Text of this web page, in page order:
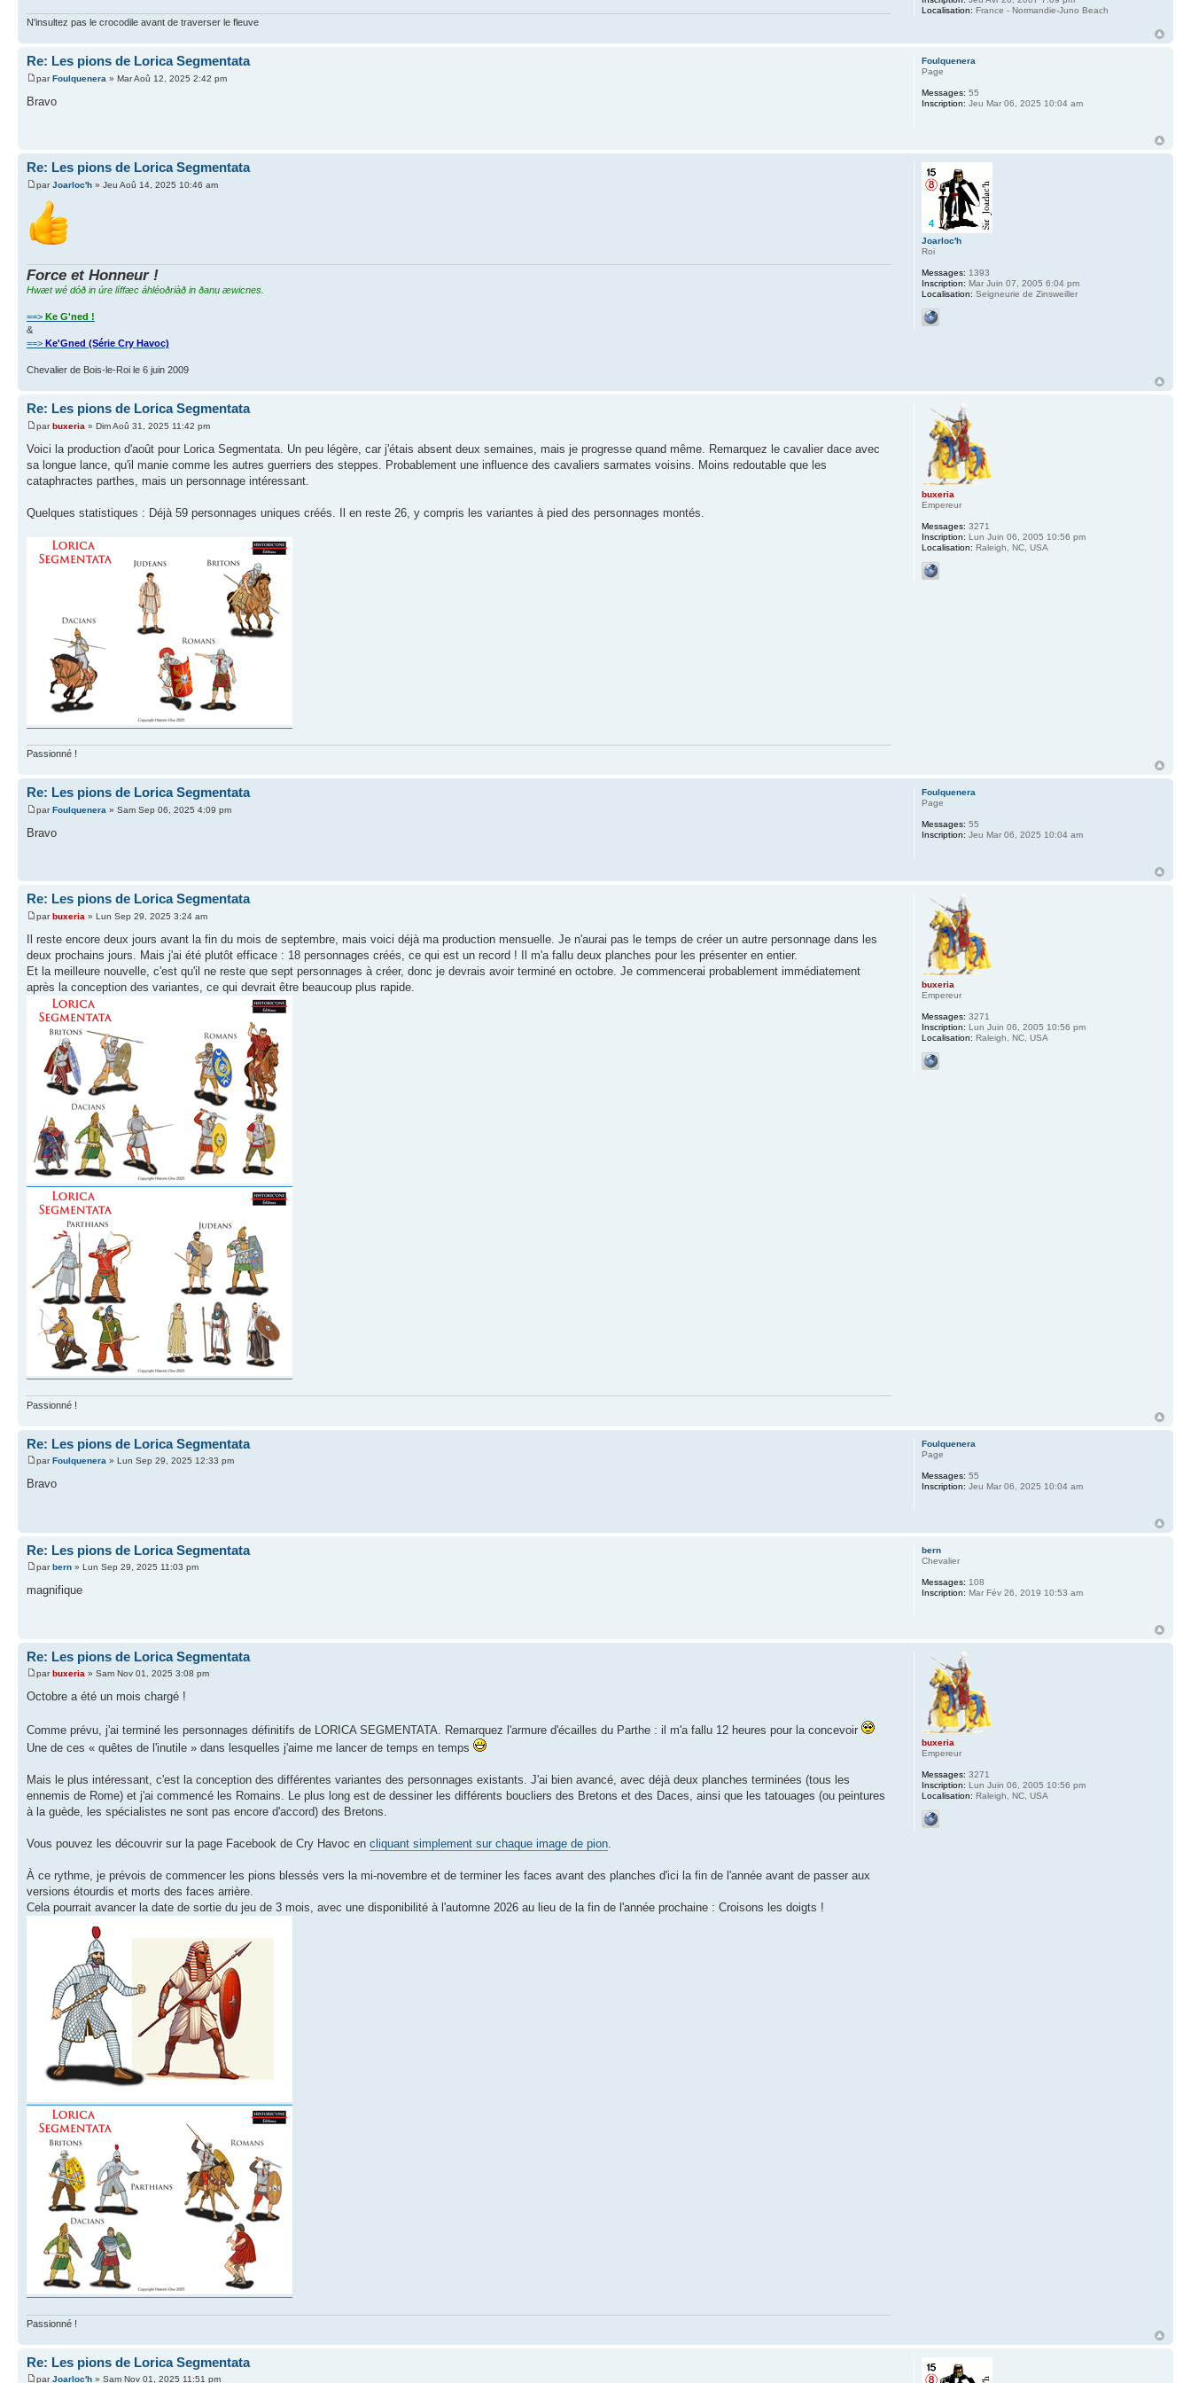
N'insultez pas le crocodile avant de traverser le fleuve
Localisation: France - Normandie-Juno Beach
Re: Les pions de Lorica Segmentata
parFoulquenera » Mar Aoû 12, 2025 2:42 pm
Bravo
Foulquenera
Page
Messages: 55
Inscription: Jeu Mar 06, 2025 10:04 am
Re: Les pions de Lorica Segmentata
parJoarloc'h » Jeu Aoû 14, 2025 10:46 am
Force et Honneur !
Hwæt wé dóð in úre líffæc áhléoðriàð in ðanu æwicnes.
==> Ke G'ned !
&
==> Ke'Gned (Série Cry Havoc)
Chevalier de Bois-le-Roi le 6 juin 2009
Joarloc'h
Roi
Messages: 1393
Inscription: Mar Juin 07, 2005 6:04 pm
Localisation: Seigneurie de Zinsweiller
Re: Les pions de Lorica Segmentata
parbuxeria » Dim Aoû 31, 2025 11:42 pm
Voici la production d'août pour Lorica Segmentata. Un peu légère, car j'étais absent deux semaines, mais je progresse quand même. Remarquez le cavalier dace avec
sa longue lance, qu'il manie comme les autres guerriers des steppes. Probablement une influence des cavaliers sarmates voisins. Moins redoutable que les
cataphractes parthes, mais un personnage intéressant.
Quelques statistiques : Déjà 59 personnages uniques créés. Il en reste 26, y compris les variantes à pied des personnages montés.
Passionné !
buxeria
Empereur
Messages: 3271
Inscription: Lun Juin 06, 2005 10:56 pm
Localisation: Raleigh, NC, USA
Re: Les pions de Lorica Segmentata
parFoulquenera » Sam Sep 06, 2025 4:09 pm
Bravo
Foulquenera
Page
Messages: 55
Inscription: Jeu Mar 06, 2025 10:04 am
Re: Les pions de Lorica Segmentata
parbuxeria » Lun Sep 29, 2025 3:24 am
Il reste encore deux jours avant la fin du mois de septembre, mais voici déjà ma production mensuelle. Je n'aurai pas le temps de créer un autre personnage dans les
deux prochains jours. Mais j'ai été plutôt efficace : 18 personnages créés, ce qui est un record ! Il m'a fallu deux planches pour les présenter en entier.
Et la meilleure nouvelle, c'est qu'il ne reste que sept personnages à créer, donc je devrais avoir terminé en octobre. Je commencerai probablement immédiatement
après la conception des variantes, ce qui devrait être beaucoup plus rapide.
Passionné !
buxeria
Empereur
Messages: 3271
Inscription: Lun Juin 06, 2005 10:56 pm
Localisation: Raleigh, NC, USA
Re: Les pions de Lorica Segmentata
parFoulquenera » Lun Sep 29, 2025 12:33 pm
Bravo
Foulquenera
Page
Messages: 55
Inscription: Jeu Mar 06, 2025 10:04 am
Re: Les pions de Lorica Segmentata
parbern » Lun Sep 29, 2025 11:03 pm
magnifique
bern
Chevalier
Messages: 108
Inscription: Mar Fév 26, 2019 10:53 am
Re: Les pions de Lorica Segmentata
parbuxeria » Sam Nov 01, 2025 3:08 pm
Octobre a été un mois chargé !
Comme prévu, j'ai terminé les personnages définitifs de LORICA SEGMENTATA. Remarquez l'armure d'écailles du Parthe : il m'a fallu 12 heures pour la concevoir
Une de ces « quêtes de l'inutile » dans lesquelles j'aime me lancer de temps en temps
Mais le plus intéressant, c'est la conception des différentes variantes des personnages existants. J'ai bien avancé, avec déjà deux planches terminées (tous les
ennemis de Rome) et j'ai commencé les Romains. Le plus long est de dessiner les différents boucliers des Bretons et des Daces, ainsi que les tatouages ​​(ou peintures
à la guède, les spécialistes ne sont pas encore d'accord) des Bretons.
Vous pouvez les découvrir sur la page Facebook de Cry Havoc en cliquant simplement sur chaque image de pion.
À ce rythme, je prévois de commencer les pions blessés vers la mi-novembre et de terminer les faces avant des planches d'ici la fin de l'année avant de passer aux
versions étourdis et morts des faces arrière.
Cela pourrait avancer la date de sortie du jeu de 3 mois, avec une disponibilité à l'automne 2026 au lieu de la fin de l'année prochaine : Croisons les doigts !
Passionné !
buxeria
Empereur
Messages: 3271
Inscription: Lun Juin 06, 2005 10:56 pm
Localisation: Raleigh, NC, USA
Re: Les pions de Lorica Segmentata
parJoarloc'h » Sam Nov 01, 2025 11:51 pm